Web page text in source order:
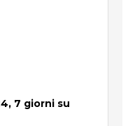
7 giorni su